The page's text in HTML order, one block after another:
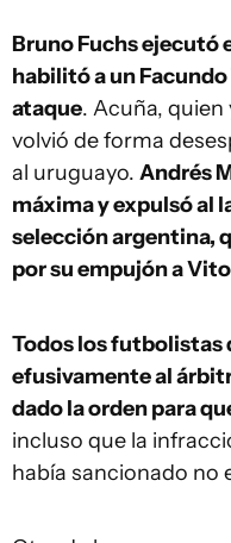
Bruno Fuchs ejecutó
habilitó a un Facundo
ataque. Acuña,
volvió de forma
al uruguayo. Andrés
máxima y expulsó al
selección argentina,
por su empujón a
Todos los futbolistas
efusivamente al
dado la orden para
incluso que la
había sancionado no